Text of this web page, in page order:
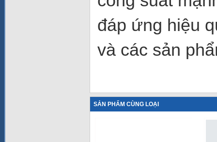
đáp ứng hiệu
và các sản
SẢN PHẨM CÙNG LOẠI